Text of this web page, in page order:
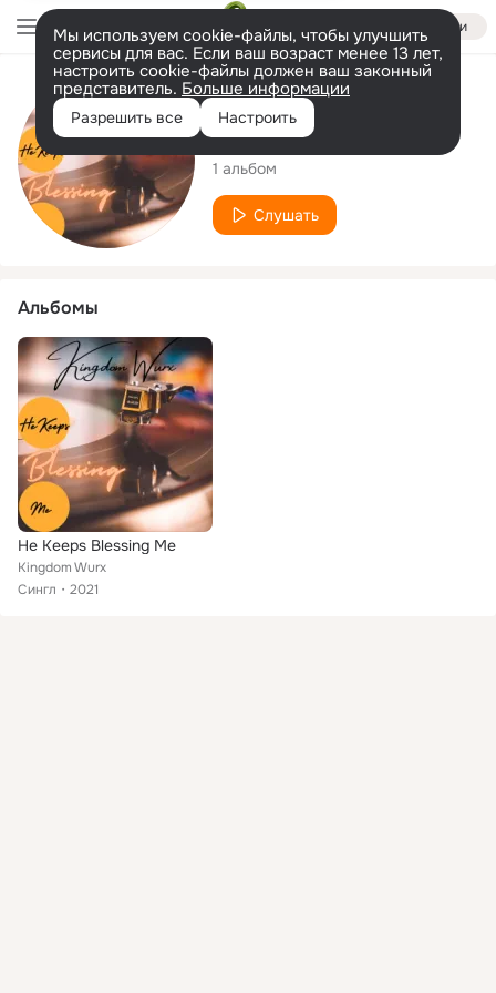
Войти
Мы используем cookie-файлы, чтобы улучшить
сервисы для вас. Если ваш возраст менее 13 лет,
настроить cookie-файлы должен ваш законный
представитель. Больше информации
Разрешить все Настроить
Исполнитель
Kingdom Wurx
1 альбом
Слушать
Альбомы
He Keeps Blessing Me
Kingdom Wurx
Сингл
2021